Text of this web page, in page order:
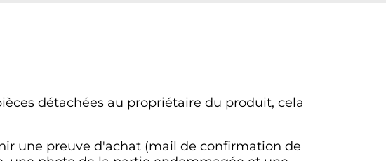
détachées au propriétaire du produit, cela
une preuve d'achat (mail de confirmation de